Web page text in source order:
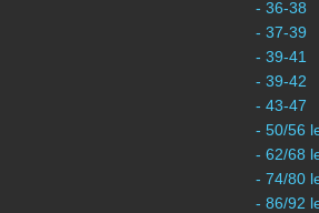
- 36-38
- 37-39
- 39-41
- 39-42
- 43-47
- 50/56
- 62/68
- 74/80
- 86/92